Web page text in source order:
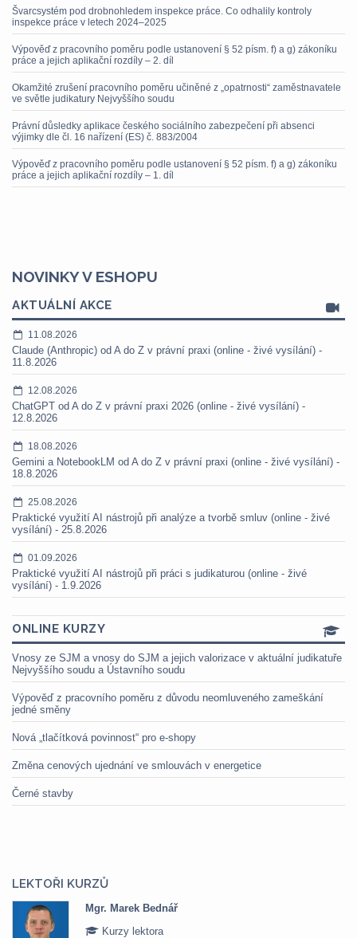
Švarcsystém pod drobnohledem inspekce práce. Co odhalily kontroly
inspekce práce v letech 2024–2025
Výpověď z pracovního poměru podle ustanovení § 52 písm. f) a g) zákoníku
práce a jejich aplikační rozdíly – 2. díl
Okamžité zrušení pracovního poměru učiněné z „opatrnosti“ zaměstnavatele
ve světle judikatury Nejvyššího soudu
Právní důsledky aplikace českého sociálního zabezpečení při absenci
výjimky dle čl. 16 nařízení (ES) č. 883/2004
Výpověď z pracovního poměru podle ustanovení § 52 písm. f) a g) zákoníku
práce a jejich aplikační rozdíly – 1. díl
NOVINKY V ESHOPU
AKTUÁLNÍ AKCE
11.08.2026
Claude (Anthropic) od A do Z v právní praxi (online - živé vysílání) -
11.8.2026
12.08.2026
ChatGPT od A do Z v právní praxi 2026 (online - živé vysílání) -
12.8.2026
18.08.2026
Gemini a NotebookLM od A do Z v právní praxi (online - živé vysílání) -
18.8.2026
25.08.2026
Praktické využití AI nástrojů při analýze a tvorbě smluv (online - živé
vysílání) - 25.8.2026
01.09.2026
Praktické využití AI nástrojů při práci s judikaturou (online - živé
vysílání) - 1.9.2026
ONLINE KURZY
Vnosy ze SJM a vnosy do SJM a jejich valorizace v aktuální judikatuře
Nejvyššího soudu a Ústavního soudu
Výpověď z pracovního poměru z důvodu neomluveného zameškání
jedné směny
Nová „tlačítková povinnost“ pro e-shopy
Změna cenových ujednání ve smlouvách v energetice
Černé stavby
LEKTOŘI KURZŮ
Mgr. Marek Bednář
Kurzy lektora